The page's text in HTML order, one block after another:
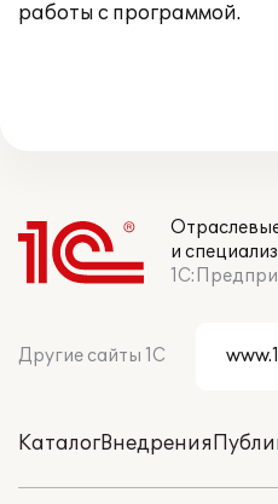
работы с программой.
и
Другие сайты 1С
КаталогВнедрения